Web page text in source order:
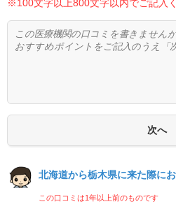
※100文字以上800文字以内でご記入
北海道から栃木県に来た際に
この口コミは1年以上前のものです